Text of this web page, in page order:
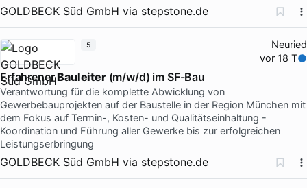
GOLDBECK Süd GmbH via stepstone.de
Neuried
vor 18 T
ErfahrenerBauleiter(m/w/d) im SF-Bau
Verantwortung für die komplette Abwicklung von
Gewerbebauprojekten auf der Baustelle in der Region München mit
dem Fokus auf Termin-, Kosten- und Qualitätseinhaltung -
Koordination und Führung aller Gewerke bis zur erfolgreichen
Leistungserbringung
GOLDBECK Süd GmbH via stepstone.de
5